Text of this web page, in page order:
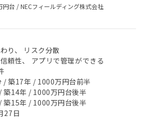
円台 /NECフィールディング株式会社
り、 リスク分散
頼性、 アプリで管理ができる
/ 築17年 / 1000万円台前半
築14年 / 1000万円台後半
築15年 / 1000万円台後半
27日